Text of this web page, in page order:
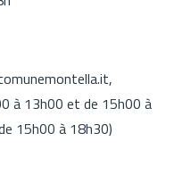
à 13h00 et de 15h00 à
15h00 à 18h30)